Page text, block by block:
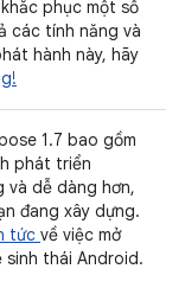
phục một số
các tính năng và
hành này, hãy
1.7 bao gồm
phát triển
và dễ dàng hơn,
đang xây dựng.
tức về việc mở
thái Android.